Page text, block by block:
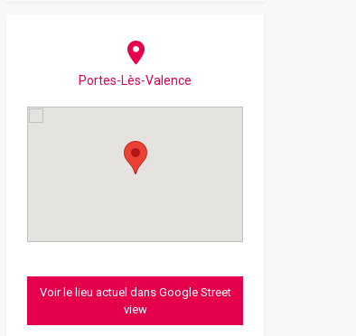
Portes-Lès-Valence
Voir le lieu actuel dans Google Street
view